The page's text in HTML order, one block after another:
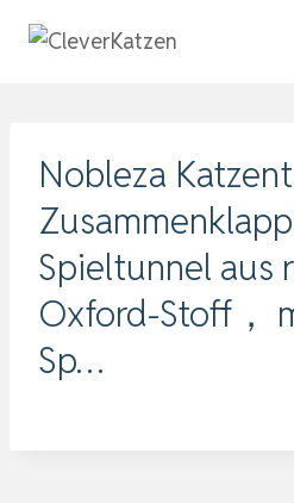
Inhalt
Nobleza
Spieltunnel aus
Oxford-Stoff，
Sp…